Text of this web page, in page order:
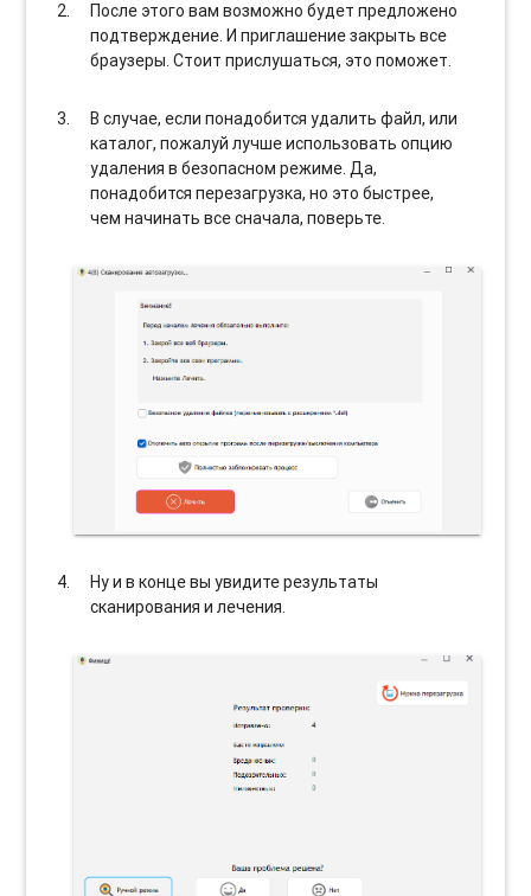
После этого вам возможно будет предложено
подтверждение. И приглашение закрыть все
браузеры. Стоит прислушаться, это поможет.
В случае, если понадобится удалить файл, или
каталог, пожалуй лучше использовать опцию
удаления в безопасном режиме. Да,
понадобится перезагрузка, но это быстрее,
чем начинать все сначала, поверьте.
Ну и в конце вы увидите результаты
сканирования и лечения.